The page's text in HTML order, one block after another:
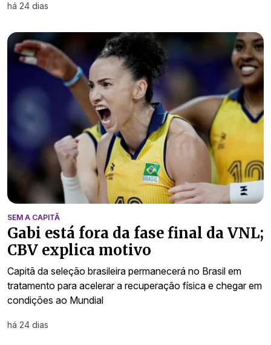
há 24 dias
SEM A CAPITÃ
Gabi está fora da fase final da VNL;
CBV explica motivo
Capitã da seleção brasileira permanecerá no Brasil em
tratamento para acelerar a recuperação física e chegar em
condições ao Mundial
há 24 dias